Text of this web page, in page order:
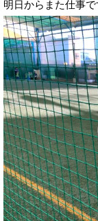
明日からまた仕事で